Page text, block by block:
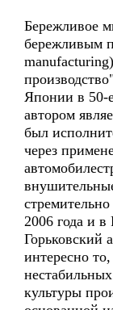
Бережливое
бережливым
Японии в 50-
автором
был
через
2006 года и в
Горьковский
интересно
культуры